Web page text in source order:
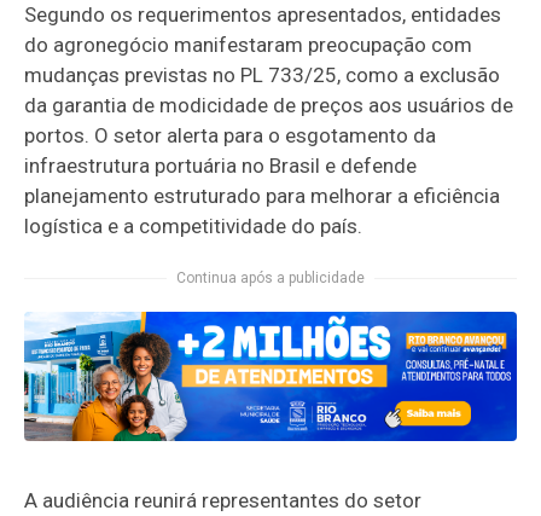
Segundo os requerimentos apresentados, entidades
do agronegócio manifestaram preocupação com
mudanças previstas no PL 733/25, como a exclusão
da garantia de modicidade de preços aos usuários de
portos. O setor alerta para o esgotamento da
infraestrutura portuária no Brasil e defende
planejamento estruturado para melhorar a eficiência
logística e a competitividade do país.
Continua após a publicidade
A audiência reunirá representantes do setor